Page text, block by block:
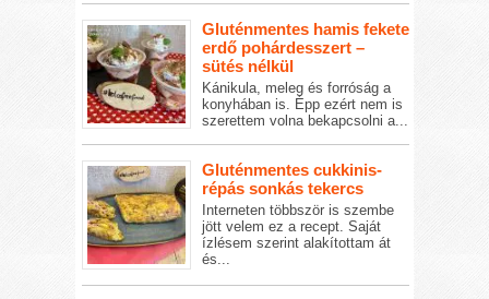
Gluténmentes hamis fekete
erdő pohárdesszert –
sütés nélkül
Kánikula, meleg és forróság a
konyhában is. Épp ezért nem is
szerettem volna bekapcsolni a...
Gluténmentes cukkinis-
répás sonkás tekercs
Interneten többször is szembe
jött velem ez a recept. Saját
ízlésem szerint alakítottam át
és...